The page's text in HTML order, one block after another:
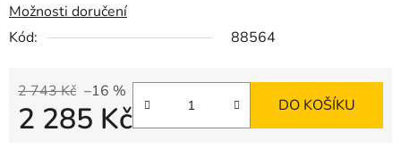
Možnosti doručení
Kód:
88564
2 743 Kč –16 %
2 285 Kč DO KOŠÍKU